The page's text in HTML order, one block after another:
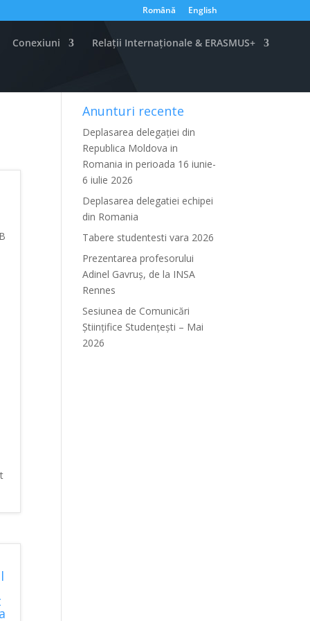
Română English
Conexiuni Relații Internaționale & ERASMUS+
Anunturi recente
Deplasarea delegației din
Republica Moldova in
Romania in perioada 16 iunie-
6 iulie 2026
Deplasarea delegatiei echipei
din Romania
Tabere studentesti vara 2026
Prezentarea profesorului
Adinel Gavruș, de la INSA
Rennes
Sesiunea de Comunicări
Științifice Studențești – Mai
2026